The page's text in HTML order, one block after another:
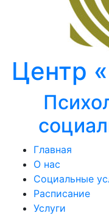
Центр
Главная
О нас
Социальные
Расписание
Услуги